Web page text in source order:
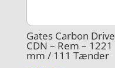
Gates Carbon Drive
CDN – Rem – 1221
mm / 111 Tænder